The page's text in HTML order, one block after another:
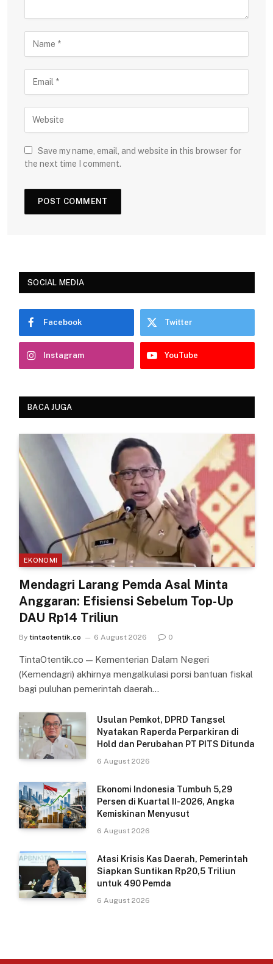
Save my name, email, and website in this browser for
the next time I comment.
SOCIAL MEDIA
Facebook Twitter
Instagram YouTube
BACA JUGA
EKONOMI
Mendagri Larang Pemda Asal Minta
Anggaran: Efisiensi Sebelum Top-Up
DAU Rp14 Triliun
By tintaotentik.co 6 August 2026 0
TintaOtentik.co — Kementerian Dalam Negeri
(Kemendagri) akhirnya mengalkulasi porsi bantuan fiskal
bagi puluhan pemerintah daerah…
Usulan Pemkot, DPRD Tangsel
Nyatakan Raperda Perparkiran di
Hold dan Perubahan PT PITS Ditunda
6 August 2026
Ekonomi Indonesia Tumbuh 5,29
Persen di Kuartal II-2026, Angka
Kemiskinan Menyusut
6 August 2026
Atasi Krisis Kas Daerah, Pemerintah
Siapkan Suntikan Rp20,5 Triliun
untuk 490 Pemda
6 August 2026